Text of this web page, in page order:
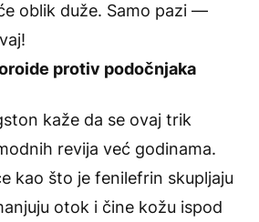
oblik duže. Samo pazi —
protiv podočnjaka
kaže da se ovaj trik
revija već godinama.
kao što je fenilefrin skupljaju
otok i čine kožu ispod